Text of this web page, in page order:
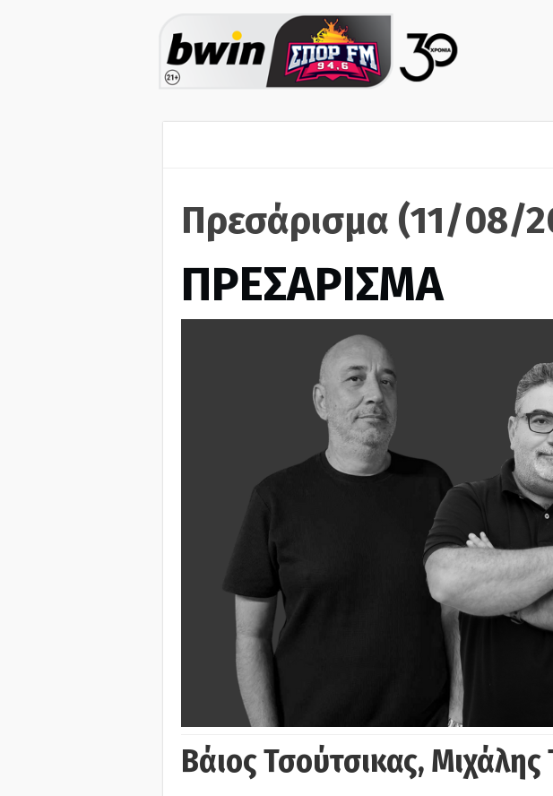
Πρεσάρισμα (11/08/
ΠΡΕΣΑΡΙΣΜΑ
Βάιος Τσούτσικας, Μιχάλης